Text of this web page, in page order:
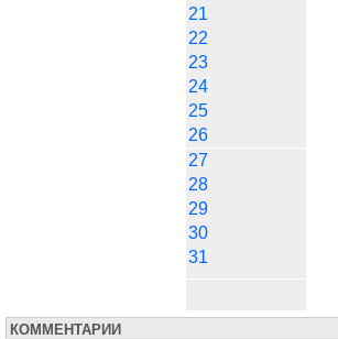
21
22
23
24
25
26
27
28
29
30
31
КОММЕНТАРИИ